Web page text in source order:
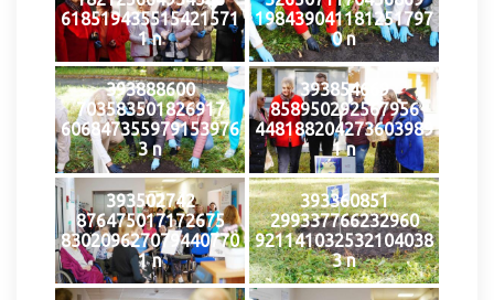
618519435515421571
1 n
198439041181251797
0 n
393888600
703583501826917
606847355979153976
3 n
393854669
858950292567956
448188204273603989
1 n
393502742
876475017172675
830209627079440770
1 n
393360851
299337766232960
921141032532104038
3 n